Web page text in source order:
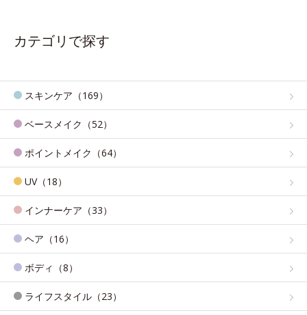
カテゴリで探す
スキンケア（169）
ベースメイク（52）
ポイントメイク（64）
UV（18）
インナーケア（33）
ヘア（16）
ボディ（8）
ライフスタイル（23）